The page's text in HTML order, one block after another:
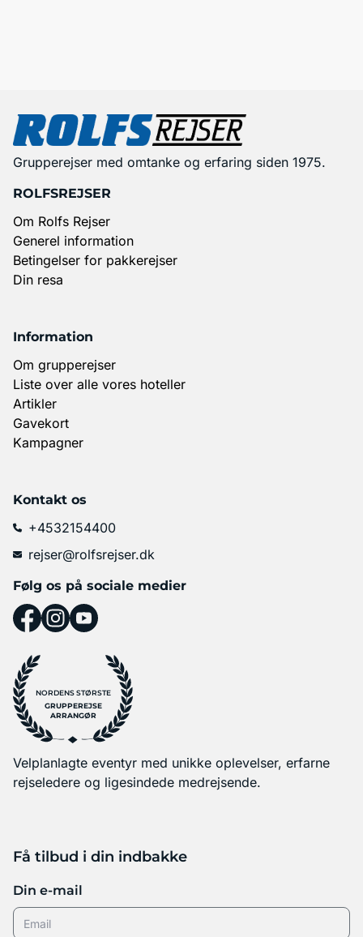
Grupperejser med omtanke og erfaring siden 1975.
ROLFSREJSER
Om Rolfs Rejser
Generel information
Betingelser for pakkerejser
Din resa
Information
Om grupperejser
Liste over alle vores hoteller
Artikler
Gavekort
Kampagner
Kontakt os
+4532154400
rejser@rolfsrejser.dk
Følg os på sociale medier
NORDENS STØRSTE
GRUPPEREJSE
ARRANGØR
Velplanlagte eventyr med unikke oplevelser, erfarne
rejseledere og ligesindede medrejsende.
Få tilbud i din indbakke
Din e-mail